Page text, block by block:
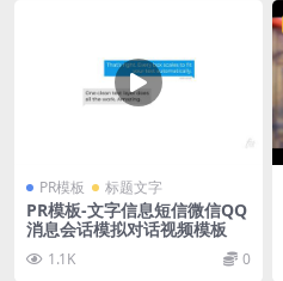
PR模板 标题文字
PR模板-文字信息短信微信QQ
消息会话模拟对话视频模板
1.1K 0